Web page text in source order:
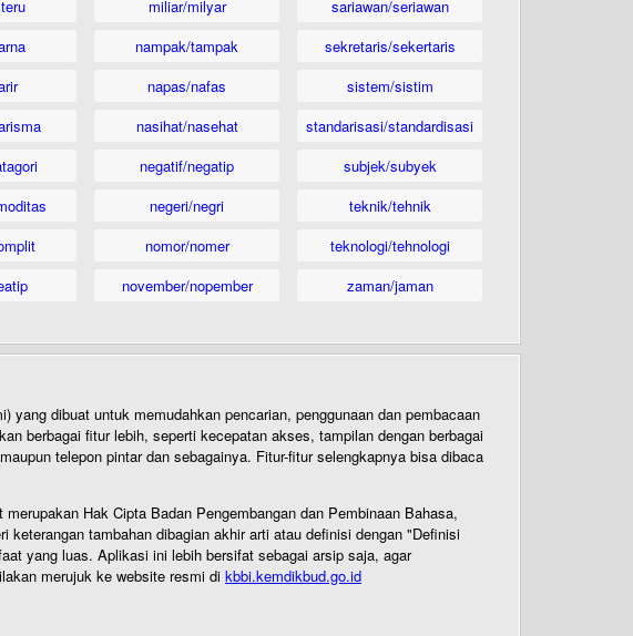
miliar/milyar
nampak/tampak
napas/nafas
nasihat/nasehat
negatif/negatip
negeri/negri
nomor/nomer
november/nopember
sariawan/seriawan
sekretaris/sekertaris
sistem/sistim
standarisasi/standardisasi
subjek/subyek
teknik/tehnik
teknologi/tehnologi
zaman/jaman
yang dibuat untuk memudahkan pencarian, penggunaan dan pembacaan
berbagai fitur lebih, seperti kecepatan akses, tampilan dengan berbagai
telepon pintar dan sebagainya. Fitur-fitur selengkapnya bisa dibaca
Hak Cipta Badan Pengembangan dan Pembinaan Bahasa,
tambahan dibagian akhir arti atau definisi dengan "Definisi
yang luas. Aplikasi ini lebih bersifat sebagai arsip saja, agar
merujuk ke website resmi di kbbi.kemdikbud.go.id